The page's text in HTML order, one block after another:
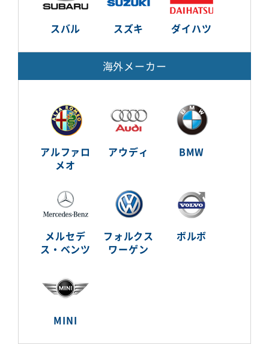
スバル スズキ ダイハツ
海外メーカー
アルファロ
メオ
アウディ BMW
メルセデ
ス・ベンツ
フォルクス
ワーゲン
ボルボ
MINI